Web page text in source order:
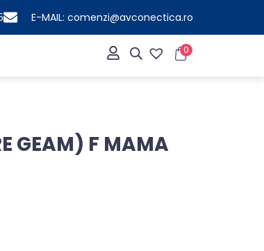
E-MAIL: comenzi@avconectica.ro
0
GEAM) F MAMA